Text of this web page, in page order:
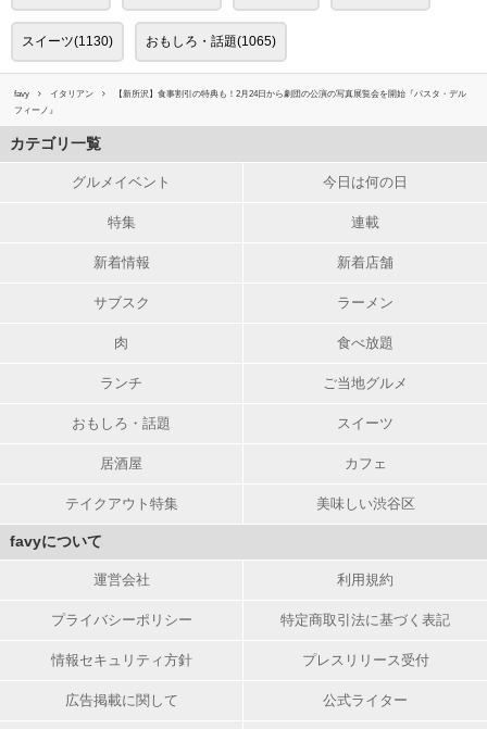
スイーツ(1130) おもしろ・話題(1065)
favy イタリアン
【新所沢】食事割引の特典も！2月24日から劇団の公演の写真展覧会を開始『パスタ・デル
フィーノ』
カテゴリ一覧
グルメイベント 今日は何の日
特集 連載
新着情報 新着店舗
サブスク ラーメン
肉 食べ放題
ランチ ご当地グルメ
おもしろ・話題 スイーツ
居酒屋 カフェ
テイクアウト特集 美味しい渋谷区
favyについて
運営会社 利用規約
プライバシーポリシー 特定商取引法に基づく表記
情報セキュリティ方針 プレスリリース受付
広告掲載に関して 公式ライター